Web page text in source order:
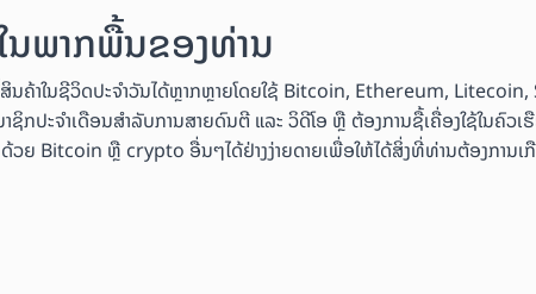
ພາກພື້ນຂອງທ່ານ
າໃນຊີວິດປະຈຳວັນໄດ້ຫຼາກຫຼາຍໂດຍໃຊ້ Bitcoin, Ethereum,
ກປະຈຳເດືອນສຳລັບການສາຍດົນຕີ ແລະ ວິດີໂອ ຫຼື ຕ້ອງການຊື້ເຄື່ອງໃຊ້ໃນຄົ
ຍ Bitcoin ຫຼື crypto ອື່ນໆໄດ້ຢ່າງງ່າຍດາຍເພື່ອໃຫ້ໄດ້ສິ່ງທີ່ທ່ານຕ້ອງການເ